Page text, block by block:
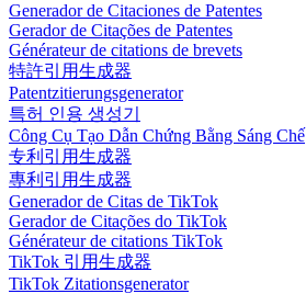
Generador de Citaciones de Patentes
Gerador de Citações de Patentes
Générateur de citations de brevets
特許引用生成器
Patentzitierungsgenerator
특허 인용 생성기
Công Cụ Tạo Dẫn Chứng Bằng Sáng Chế
专利引用生成器
專利引用生成器
Generador de Citas de TikTok
Gerador de Citações do TikTok
Générateur de citations TikTok
TikTok 引用生成器
TikTok Zitationsgenerator